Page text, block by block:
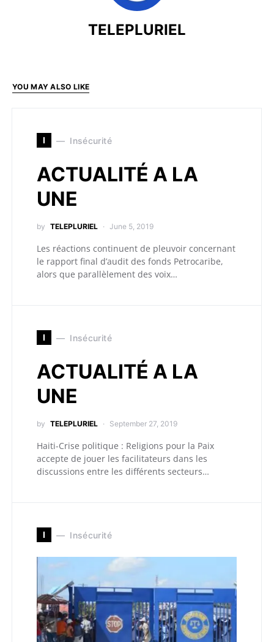
TELEPLURIEL
YOU MAY ALSO LIKE
I Insécurité
ACTUALITÉ A LA
UNE
by TELEPLURIEL June 5, 2019
Les réactions continuent de pleuvoir concernant
le rapport final d’audit des fonds Petrocaribe,
alors que parallèlement des voix…
I Insécurité
ACTUALITÉ A LA
UNE
by TELEPLURIEL September 27, 2019
Haiti-Crise politique : Religions pour la Paix
accepte de jouer les facilitateurs dans les
discussions entre les différents secteurs…
I Insécurité